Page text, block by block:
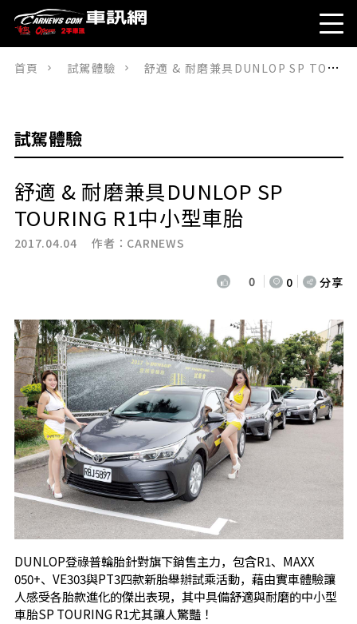
首頁 試駕體驗 舒適 & 耐磨兼具DUNLOP SP TOURING R1中小型車胎
試駕體驗
舒適 & 耐磨兼具DUNLOP SP
TOURING R1中小型車胎
2017.04.04 作者： CARNEWS
0 0 分享
DUNLOP登祿普輪胎針對旗下銷售主力，包含R1、MAXX
050+、VE303與PT3四款新胎舉辦試乘活動，藉由實車體驗讓
人感受各胎款進化的傑出表現，其中具備舒適與耐磨的中小型
車胎SP TOURING R1尤其讓人驚豔！